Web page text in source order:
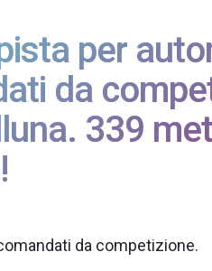
per
da
339
da competizione.